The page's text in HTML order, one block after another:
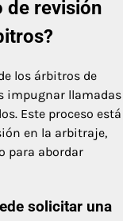
de revisión
los árbitros de
impugnar llamadas
Este proceso está
en la arbitraje,
para abordar
solicitar una